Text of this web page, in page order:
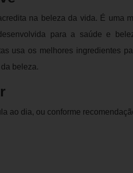
na beleza da vida. É uma
para a saúde e
usa os melhores ingredientes
beleza.
ao dia, ou conforme